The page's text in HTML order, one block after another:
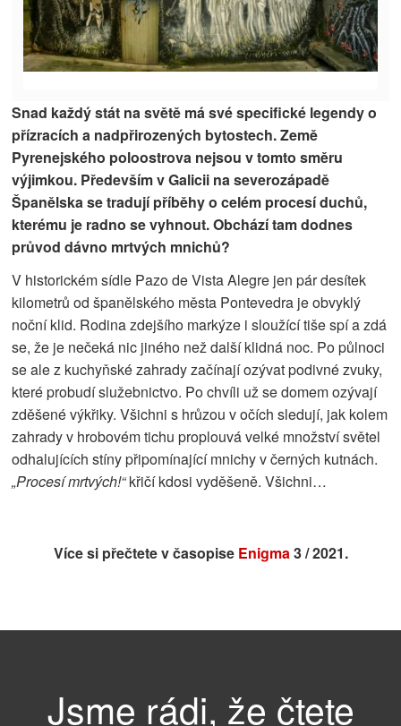
Snad každý stát na světě má své specifické legendy o
přízracích a nadpřirozených bytostech. Země
Pyrenejského poloostrova nejsou v tomto směru
výjimkou. Především v Galicii na severozápadě
Španělska se tradují příběhy o celém procesí duchů,
kterému je radno se vyhnout.Obchází tam dodnes
průvod dávno mrtvých mnichů?
V historickém sídle Pazo de Vista Alegre jen pár desítek
kilometrů od španělského města Pontevedra je obvyklý
noční klid. Rodina zdejšího markýze i sloužící tiše spí a zdá
se, že je nečeká nic jiného než další klidná noc. Po půlnoci
se ale z kuchyňské zahrady začínají ozývat podivné zvuky,
které probudí služebnictvo. Po chvíli už se domem ozývají
zděšené výkřiky. Všichni s hrůzou v očích sledují, jak kolem
zahrady v hrobovém tichu proplouvá velké množství světel
odhalujících stíny připomínající mnichy v černých kutnách.
„Procesí mrtvých!“křičí kdosi vyděšeně. Všichni…
Více si přečtete v časopise Enigma3 / 2021.
Jsme rádi, že čtete